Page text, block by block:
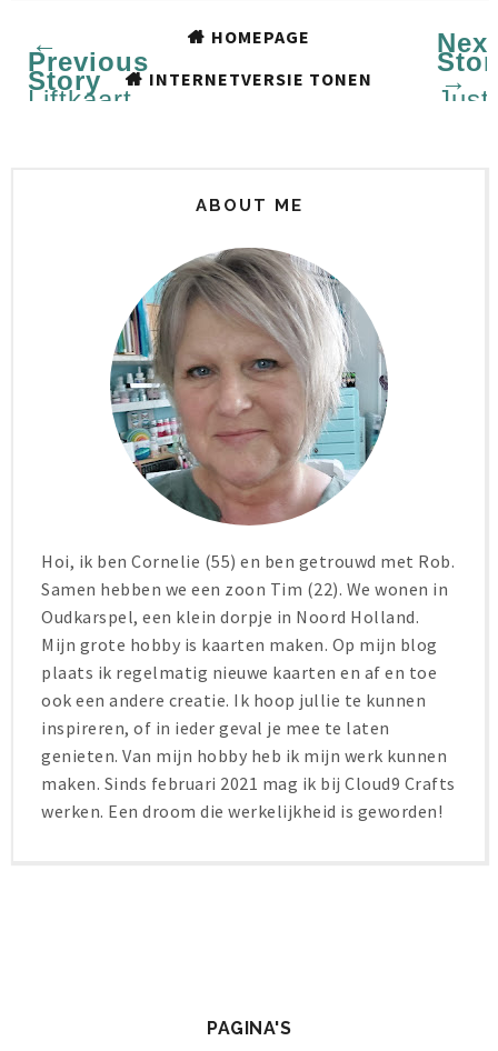
←
Previous
Story
Liftkaart
Next
→
Just
HOMEPAGE
INTERNETVERSIE TONEN
ABOUT ME
Hoi, ik ben Cornelie (55) en ben getrouwd met Rob.
Samen hebben we een zoon Tim (22). We wonen in
Oudkarspel, een klein dorpje in Noord Holland.
Mijn grote hobby is kaarten maken. Op mijn blog
plaats ik regelmatig nieuwe kaarten en af en toe
ook een andere creatie. Ik hoop jullie te kunnen
inspireren, of in ieder geval je mee te laten
genieten. Van mijn hobby heb ik mijn werk kunnen
maken. Sinds februari 2021 mag ik bij Cloud9 Crafts
werken. Een droom die werkelijkheid is geworden!
PAGINA'S